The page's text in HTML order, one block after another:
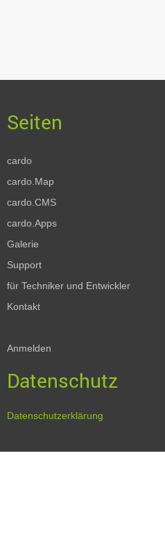
cardo
cardo.Map
cardo.CMS
cardo.Apps
Galerie
Support
für Techniker und Entwickler
Kontakt
Anmelden
Datenschutz
Datenschutzerklärung